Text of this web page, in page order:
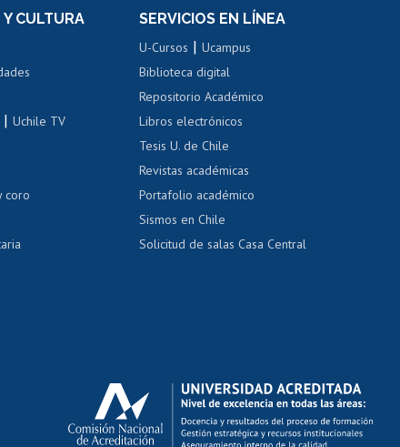
interna
renta
renta
uchile
Movilidad Estudiantil
Cursos de español
y violencia
CULTURA
|Uchile TV
coro
SERVICIOS EN LÍNEA
U-Cursos |Ucampus
Biblioteca digital
Repositorio Académico
Libros electrónicos
Tesis U. de Chile
Revistas académicas
Portafolio académico
Sismos en Chile
Solicitud de salas Casa Central